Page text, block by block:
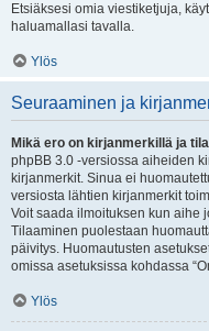
Etsiäksesi omia viestiketjuja,
haluamallasi tavalla.
Ylös
Seuraaminen ja
Mikä ero on kirjanmerkillä ja
phpBB 3.0 -versiossa aiheiden
kirjanmerkit. Sinua ei
versiosta lähtien kirjanmerkit
Voit saada ilmoituksen kun aihe
Tilaaminen puolestaan
päivitys. Huomautusten
omissa asetuksissa kohdassa
Ylös